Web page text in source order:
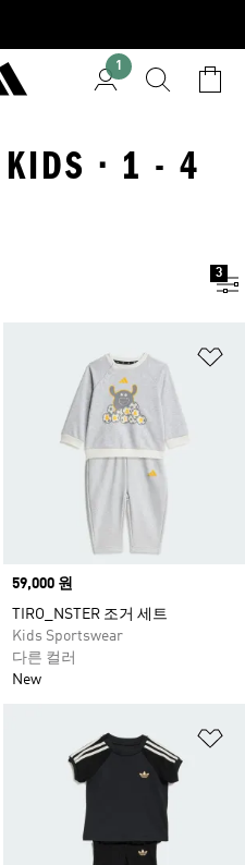
1
· 1 - 4
3
시리스트 담기
Price
59,000 원
TIRO_NSTER 조거 세트
Kids Sportswear
다른 컬러
New
시리스트 담기